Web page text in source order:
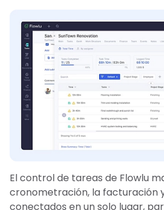
El control de tareas de Flowlu
cronometración, la facturación
conectados en un solo lugar,